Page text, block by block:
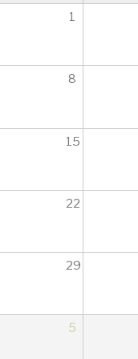
1
8
15
22
29
5